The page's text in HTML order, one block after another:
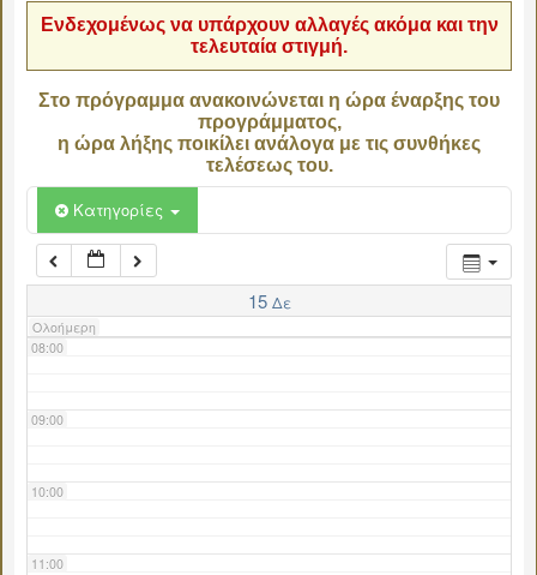
Ενδεχομένως να υπάρχουν αλλαγές ακόμα και την
τελευταία στιγμή.
Στο πρόγραμμα ανακοινώνεται η ώρα έναρξης του
προγράμματος,
η ώρα λήξης ποικίλει ανάλογα με τις συνθήκες
τελέσεως του.
Κατηγορίες
15 Δε
Ολοήμερη
06:00
07:00
08:00
09:00
10:00
11:00